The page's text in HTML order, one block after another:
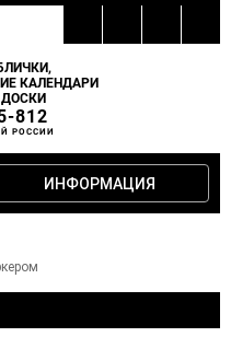
КАЛЕНДАРИ
812
РОССИИ
ИНФОРМАЦИЯ